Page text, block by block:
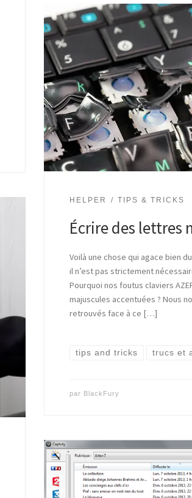
HELPER TIPS & TRICKS
Écrire des lettres
Voilà une chose qui agace bien
il n’est pas strictement
Pourquoi nos foutus claviers
majuscules accentuées ? Nous
retrouvés face à ce […]
tips and tricks trucs et
par BlackFury